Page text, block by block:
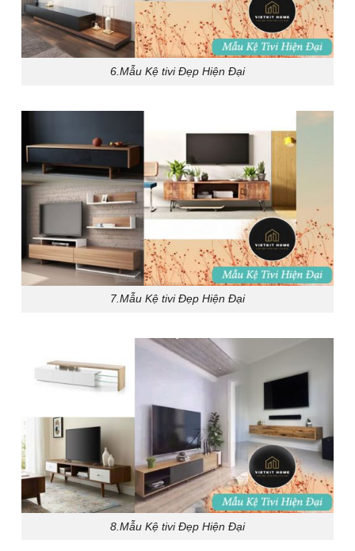
6.Mẫu Kệ tivi Đẹp Hiện Đại
7.Mẫu Kệ tivi Đẹp Hiện Đại
8.Mẫu Kệ tivi Đẹp Hiện Đại